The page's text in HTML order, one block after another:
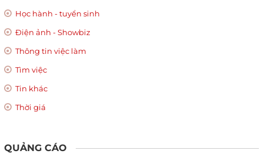
Học hành - tuyển sinh
Điện ảnh - Showbiz
Thông tin việc làm
Tìm việc
Tin khác
Thời giá
QUẢNG CÁO